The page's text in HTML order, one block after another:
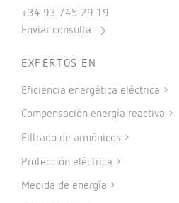
+34 93 745 29 19
Enviar consulta
EXPERTOS EN
Eficiencia energética eléctrica
Compensación energía reactiva
Filtrado de armónicos
Protección eléctrica
Medida de energía